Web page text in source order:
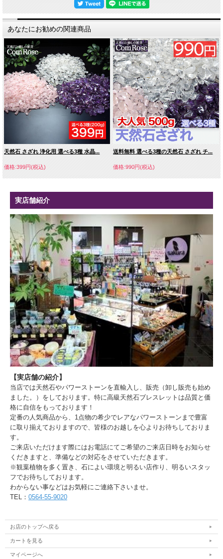
あなたにお勧めの関連商品
天然石 さざれ 浄化用 選べる3種 水晶...
価格:399円(税込)
送料無料 選べる3種の天然石 さざれ チ...
価格:990円(税込)
実店舗紹介
【実店舗の紹介】
当店では天然石やパワーストーンを直輸入し、販売（卸し販売も始め
ました。）をしております。特に高級天然石ブレスレットは品質と価
格に自信をもっております！
定番の人気商品から、1点物の希少でレアなパワーストーンまで豊富
に取り揃えておりますので、皆様のお越しを心よりお待ちしておりま
す。
ご来店いただけます際にはお電話にてご希望のご来店日時をお知らせ
くだきますと、準備などの対応をさせていただきます。
※観葉植物を多く置き、石によい環境と明るい店作り、明るいスタッ
フでお待ちしております。
わからない事などはお気軽にご連絡下さいませ。
TEL： 0564-55-9020
お店のトップへ戻る
カートを見る
マイページへ